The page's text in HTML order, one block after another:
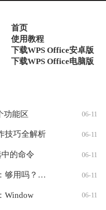
首页
使用教程
下载WPS Office安卓版
下载WPS Office电脑版
功能区 06-11
技巧全解析 06-11
的命令 06-11
WPS个人免费版功能全解析：够用吗？适合 06-11
Window 06-11